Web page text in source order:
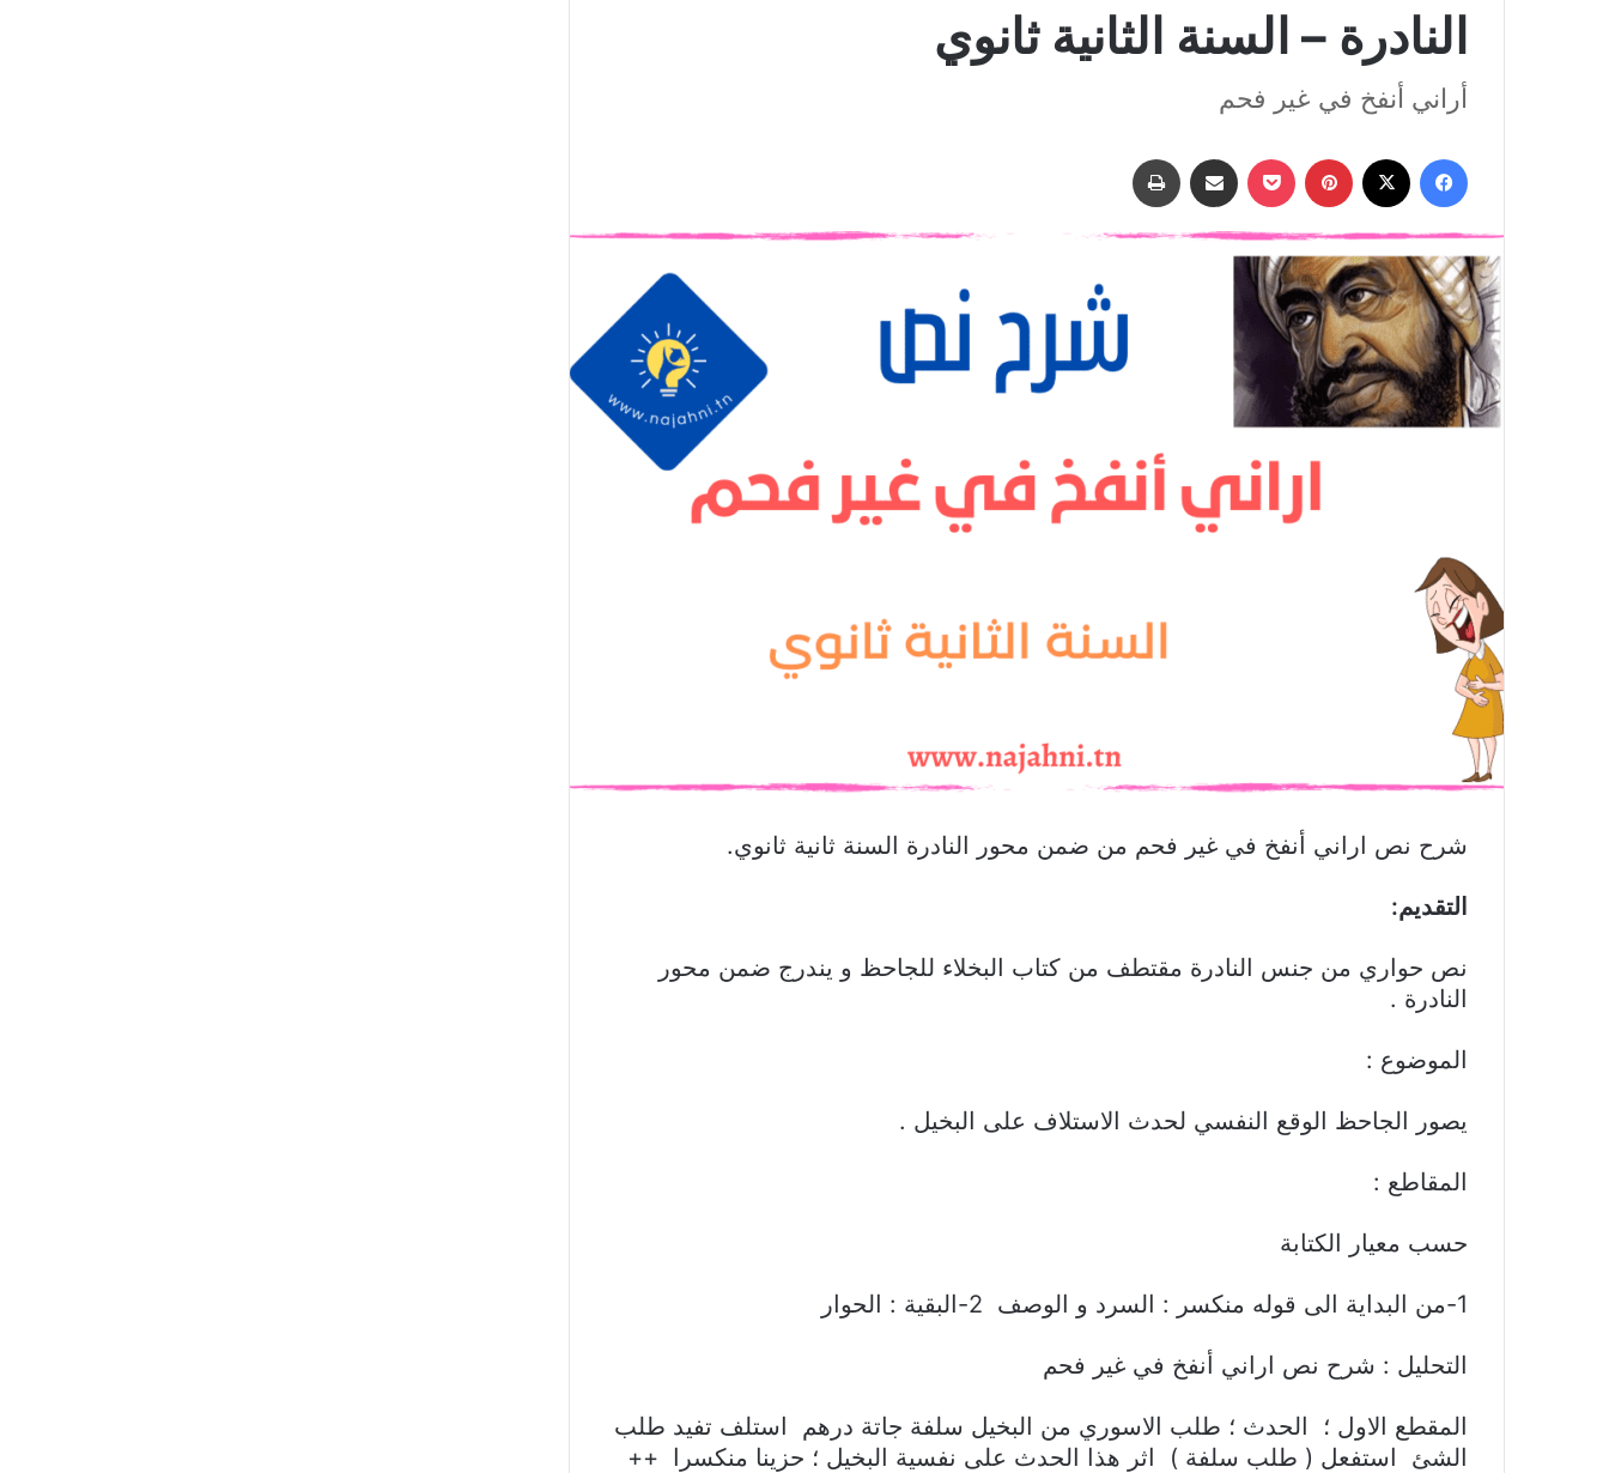
النادرة – السنة الثانية ثانوي
أراني أنفخ في غير فحم
فيسبوك بينتيريست ‫Pocket مشاركة عبر البريد
شرح نص اراني أنفخ في غير فحم من ضمن محور النادرة السنة ثانية ثانوي.
التقديم:
نص حواري من جنس النادرة مقتطف من كتاب البخلاء للجاحظ و يندرج ضمن محور
النادرة .
الموضوع :
يصور الجاحظ الوقع النفسي لحدث الاستلاف على البخيل .
المقاطع :
حسب معيار الكتابة
1-من البداية الى قوله منكسر : السرد و الوصف 2-البقية : الحوار
التحليل : شرح نص اراني أنفخ في غير فحم
المقطع الاول ؛ الحدث ؛ طلب الاسوري من البخيل سلفة جاتة درهم استلف تفيد طلب
الشئ استفعل ( طلب سلفة ) اثر هذا الحدث على نفسية البخيل ؛ حزينا منكسرا ++